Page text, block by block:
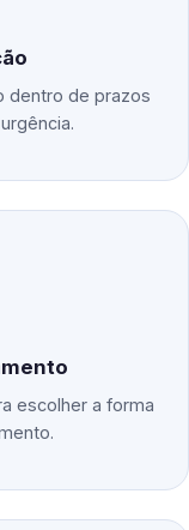
dentro de prazos
escolher a forma